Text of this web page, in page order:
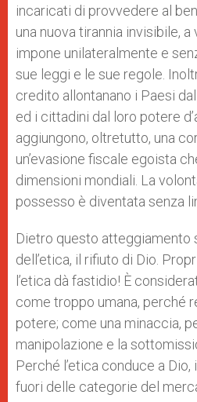
incaricati di provvedere al
una nuova tirannia invisibile,
impone unilateralmente e
sue leggi e le sue regole.
credito allontanano i Paesi
ed i cittadini dal loro potere
aggiungono, oltretutto, una
un’evasione fiscale egoista
dimensioni mondiali. La
possesso è diventata senza
Dietro questo atteggiamento
dell’etica, il rifiuto di Dio.
l’etica dà fastidio! È
come troppo umana, perché
potere; come una minaccia,
manipolazione e la
Perché l’etica conduce a Dio,
fuori delle categorie del